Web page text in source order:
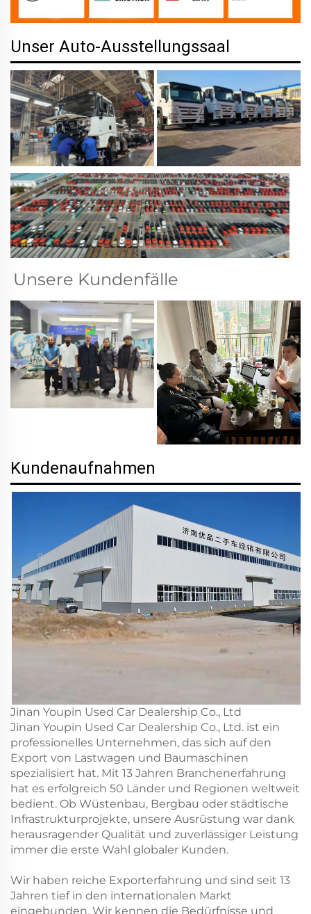
Unser Auto-Ausstellungssaal
Unsere Kundenfälle
Kundenaufnahmen
Jinan Youpin Used Car Dealership Co., Ltd
Jinan Youpin Used Car Dealership Co., Ltd. ist ein
professionelles Unternehmen, das sich auf den
Export von Lastwagen und Baumaschinen
spezialisiert hat. Mit 13 Jahren Branchenerfahrung
hat es erfolgreich 50 Länder und Regionen weltweit
bedient. Ob Wüstenbau, Bergbau oder städtische
Infrastrukturprojekte, unsere Ausrüstung war dank
herausragender Qualität und zuverlässiger Leistung
immer die erste Wahl globaler Kunden.
Wir haben reiche Exporterfahrung und sind seit 13
Jahren tief in den internationalen Markt
eingebunden. Wir kennen die Bedürfnisse und